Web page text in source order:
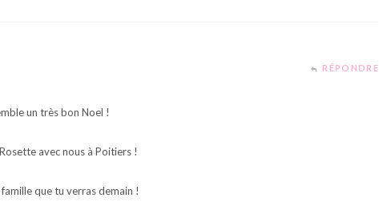
RÉPONDRE
un très bon Noel !
avec nous à Poitiers !
que tu verras demain !